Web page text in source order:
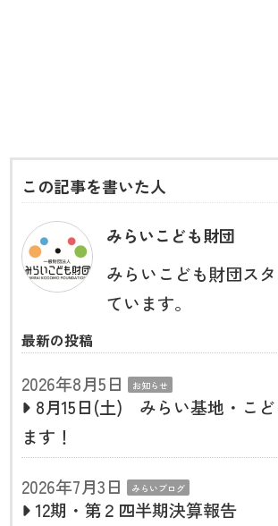
この記事を書いた人
みらいこども財団
みらいこども財団ス
ています。
最新の投稿
2026年8月5日 お知らせ
8月15日(土) みらい基地・こど
ます！
2026年7月3日
みらいブログ
12期・第２四半期決算報告